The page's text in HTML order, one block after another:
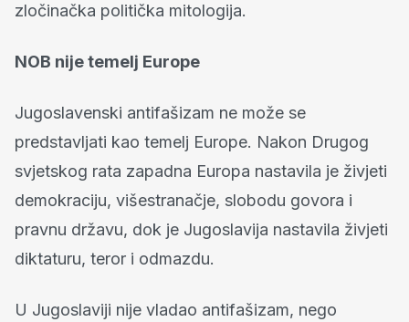
zločinačka politička mitologija.
NOB nije temelj Europe
Jugoslavenski antifašizam ne može se
predstavljati kao temelj Europe. Nakon Drugog
svjetskog rata zapadna Europa nastavila je živjeti
demokraciju, višestranačje, slobodu govora i
pravnu državu, dok je Jugoslavija nastavila živjeti
diktaturu, teror i odmazdu.
U Jugoslaviji nije vladao antifašizam, nego